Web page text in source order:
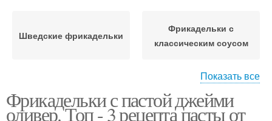
Шведские фрикадельки
Фрикадельки с
классическим соусом
Быстрые фрикадельки
Фрикадельки с
томатным соусом
Показать все
Фрикадельки с пастой джейми
оливер. Топ - 3 рецепта пасты от